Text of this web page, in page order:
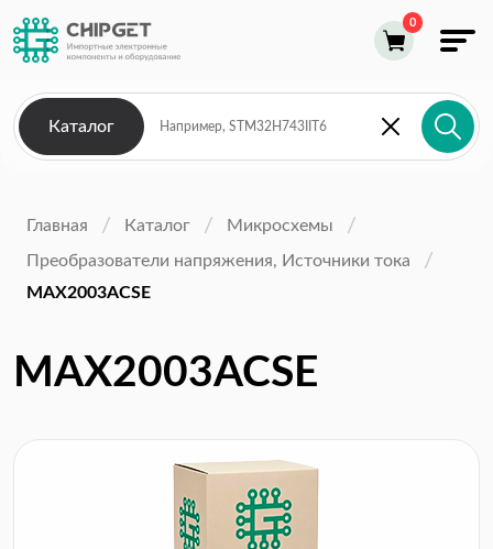
Каталог
Главная Каталог
Микросхемы
Преобразователи напряжения, Источники тока
MAX2003ACSE
MAX2003ACSE